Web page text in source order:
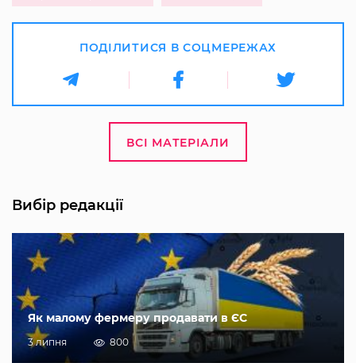
ПОДІЛИТИСЯ В СОЦМЕРЕЖАХ
ВСІ МАТЕРІАЛИ
Вибір редакції
Як малому фермеру продавати в ЄС
3 липня 800